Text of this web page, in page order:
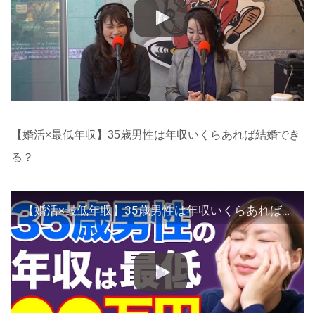
【婚活×最低年収】35歳男性は年収いくらあれば結婚でき
る？
【婚活×最低年収】35歳男性は年収いくらあれば結婚できる？